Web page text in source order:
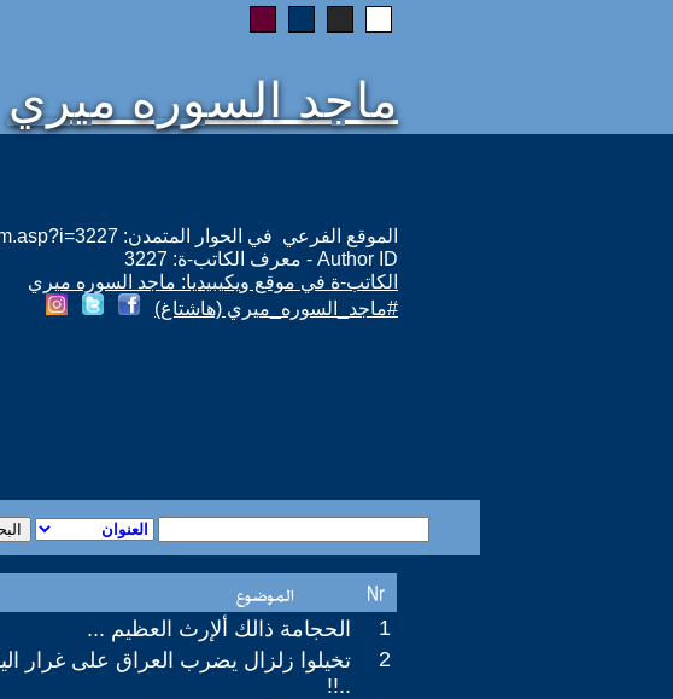
ماجد السوره ميري
الموقع الفرعي في الحوار المتمدن: https://www.ahewar.org/m.asp?i=3227
Author ID - معرف الكاتب-ة: 3227
الكاتب-ة في موقع ويكيبيديا: ماجد السوره ميري
#ماجد_السوره_ميري (هاشتاغ)
الحجامة ذالك ألإرث العظيم ...
1
تخيلوا زلزال يضرب العراق على غرار
..!!
2